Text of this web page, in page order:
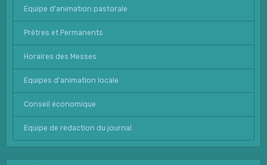
Equipe d'animation pastorale
Prêtres et Permanents
Horaires des Messes
Equipes d'animation locale
Conseil économique
Equipe de rédaction du journal